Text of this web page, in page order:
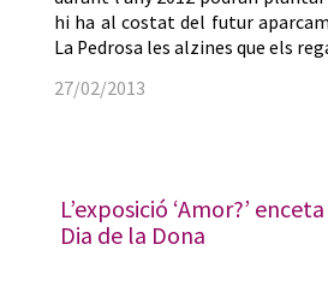
hi ha al costat del futur
La Pedrosa les alzines que els
27/02/2013
L’exposició ‘Amor?’
Dia de la Dona